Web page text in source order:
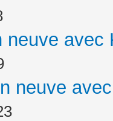
neuve avec
neuve